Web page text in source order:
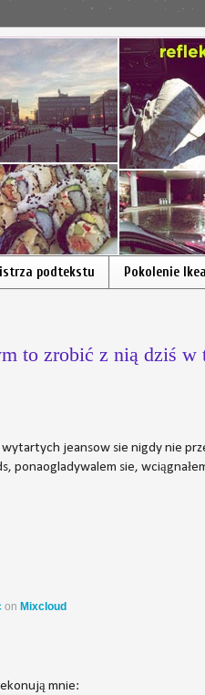
podtekstu Pokolenie Ikea
to zrobić z nią dziś w
jeansow sie nigdy nie
ponaogladywalem sie,
on Mixcloud
mnie: